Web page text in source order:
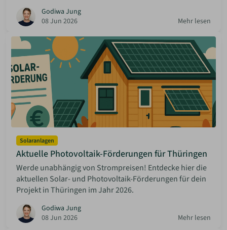
Godiwa Jung
08 Jun 2026
Mehr lesen
Solaranlagen
Aktuelle Photovoltaik-Förderungen für Thüringen
Werde unabhängig von Strompreisen! Entdecke hier die
aktuellen Solar- und Photovoltaik-Förderungen für dein
Projekt in Thüringen im Jahr 2026.
Godiwa Jung
08 Jun 2026
Mehr lesen